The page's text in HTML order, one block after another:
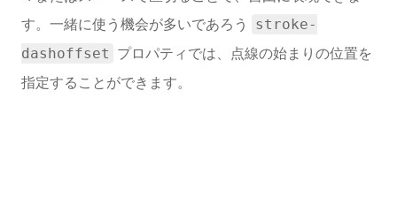
す。一緒に使う機会が多いであろう
stroke-
dashoffset プロパティでは、点線の始まりの位置を
指定することができます。